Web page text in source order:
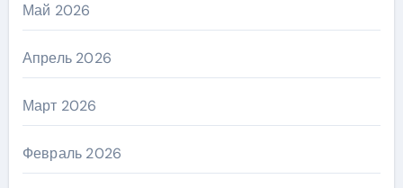
Май 2026
Апрель 2026
Март 2026
Февраль 2026